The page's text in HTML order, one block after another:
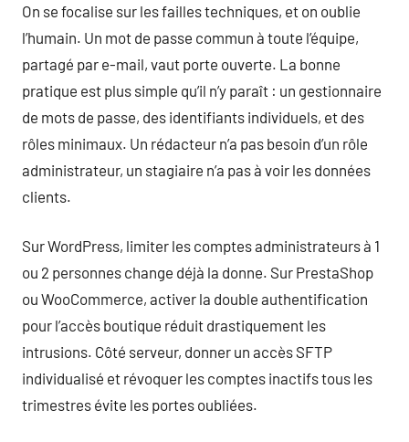
On se focalise sur les failles techniques, et on oublie
l’humain. Un mot de passe commun à toute l’équipe,
partagé par e-mail, vaut porte ouverte. La bonne
pratique est plus simple qu’il n’y paraît : un gestionnaire
de mots de passe, des identifiants individuels, et des
rôles minimaux. Un rédacteur n’a pas besoin d’un rôle
administrateur, un stagiaire n’a pas à voir les données
clients.
Sur WordPress, limiter les comptes administrateurs à 1
ou 2 personnes change déjà la donne. Sur PrestaShop
ou WooCommerce, activer la double authentification
pour l’accès boutique réduit drastiquement les
intrusions. Côté serveur, donner un accès SFTP
individualisé et révoquer les comptes inactifs tous les
trimestres évite les portes oubliées.